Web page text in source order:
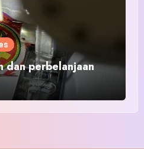
dan perbelanjaan